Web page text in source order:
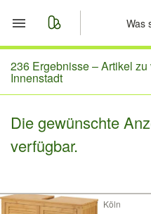
Start
Merkliste
Nachrichten
236 Ergebnisse –Artikel zu
Innenstadt
Die gewünschte
verfügbar.
Köln